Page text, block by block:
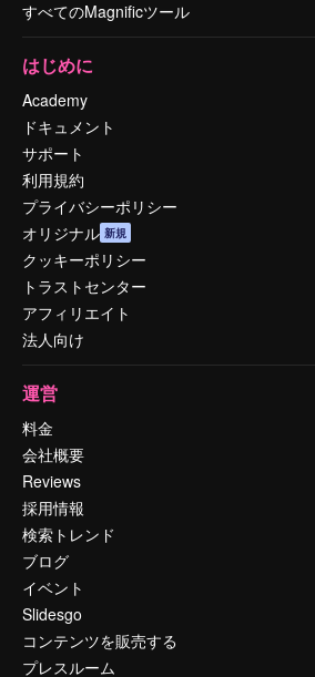
すべてのMagnificツール
はじめに
Academy
ドキュメント
サポート
利用規約
プライバシーポリシー
オリジナル 新規
クッキーポリシー
トラストセンター
アフィリエイト
法人向け
運営
料金
会社概要
Reviews
採用情報
検索トレンド
ブログ
イベント
Slidesgo
コンテンツを販売する
プレスルーム